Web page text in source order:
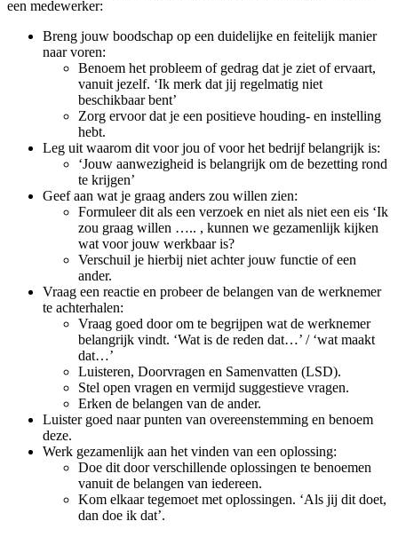
een medewerker:
Breng jouw boodschap op een duidelijke en feitelijk manier
naar voren:
Benoem het probleem of gedrag dat je ziet of ervaart,
vanuit jezelf. ‘Ik merk dat jij regelmatig niet
beschikbaar bent’
Zorg ervoor dat je een positieve houding- en instelling
hebt.
Leg uit waarom dit voor jou of voor het bedrijf belangrijk is:
‘Jouw aanwezigheid is belangrijk om de bezetting rond
te krijgen’
Geef aan wat je graag anders zou willen zien:
Formuleer dit als een verzoek en niet als niet een eis ‘Ik
zou graag willen ….. , kunnen we gezamenlijk kijken
wat voor jouw werkbaar is?
Verschuil je hierbij niet achter jouw functie of een
ander.
Vraag een reactie en probeer de belangen van de werknemer
te achterhalen:
Vraag goed door om te begrijpen wat de werknemer
belangrijk vindt. ‘Wat is de reden dat…’ / ‘wat maakt
dat…’
Luisteren, Doorvragen en Samenvatten (LSD).
Stel open vragen en vermijd suggestieve vragen.
Erken de belangen van de ander.
Luister goed naar punten van overeenstemming en benoem
deze.
Werk gezamenlijk aan het vinden van een oplossing:
Doe dit door verschillende oplossingen te benoemen
vanuit de belangen van iedereen.
Kom elkaar tegemoet met oplossingen. ‘Als jij dit doet,
dan doe ik dat’.